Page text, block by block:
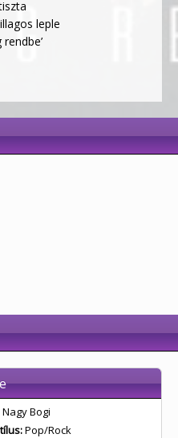
leple
Nagy Bogi
Pop/Rock